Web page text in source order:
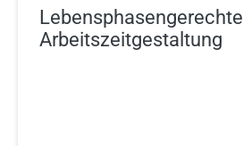
Lebensphasengerechte
Arbeitszeitgestaltung